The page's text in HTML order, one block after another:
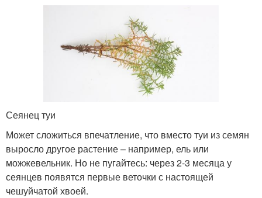
Сеянец туи
Может сложиться впечатление, что вместо туи из семян
выросло другое растение – например, ель или
можжевельник. Но не пугайтесь: через 2-3 месяца у
сеянцев появятся первые веточки с настоящей
чешуйчатой хвоей.